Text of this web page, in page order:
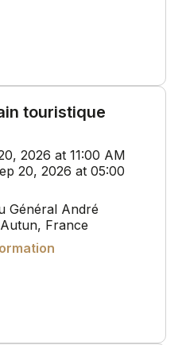
touristique
2026 at 11:00 AM
20, 2026 at 05:00
Général André
France